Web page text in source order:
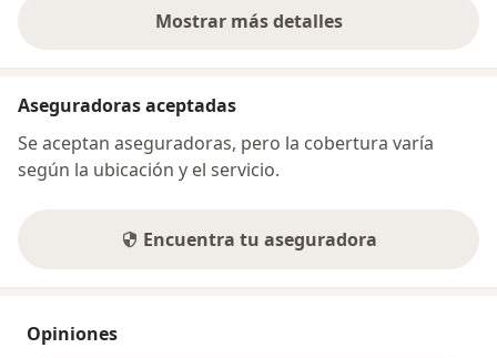
Mostrar más detalles
sobre la dirección
Aseguradoras aceptadas
Se aceptan aseguradoras, pero la cobertura varía
según la ubicación y el servicio.
Encuentra tu aseguradora
Opiniones